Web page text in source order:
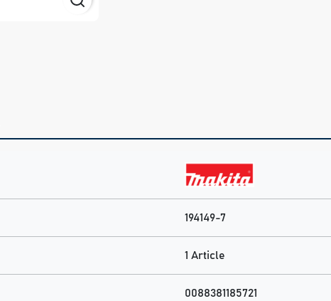
194149-7
1 Article
0088381185721